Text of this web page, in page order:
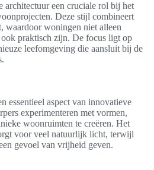
architectuur een cruciale rol bij het
Deze stijl combineert
waardoor woningen niet alleen
praktisch zijn. De focus ligt op
leefomgeving die aansluit bij de
essentieel aspect van innovatieve
experimenteren met vormen,
woonruimten te creëren. Het
voor veel natuurlijk licht, terwijl
gevoel van vrijheid geven.